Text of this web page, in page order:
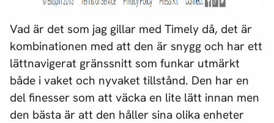
Vad är det som jag gillar med Timely då, det är
kombinationen med att den är snygg och har ett
lättnavigerat gränssnitt som funkar utmärkt
både i vaket och nyvaket tillstånd. Den har en
del finesser som att väcka en lite lätt innan men
den bästa är att den håller sina olika enheter